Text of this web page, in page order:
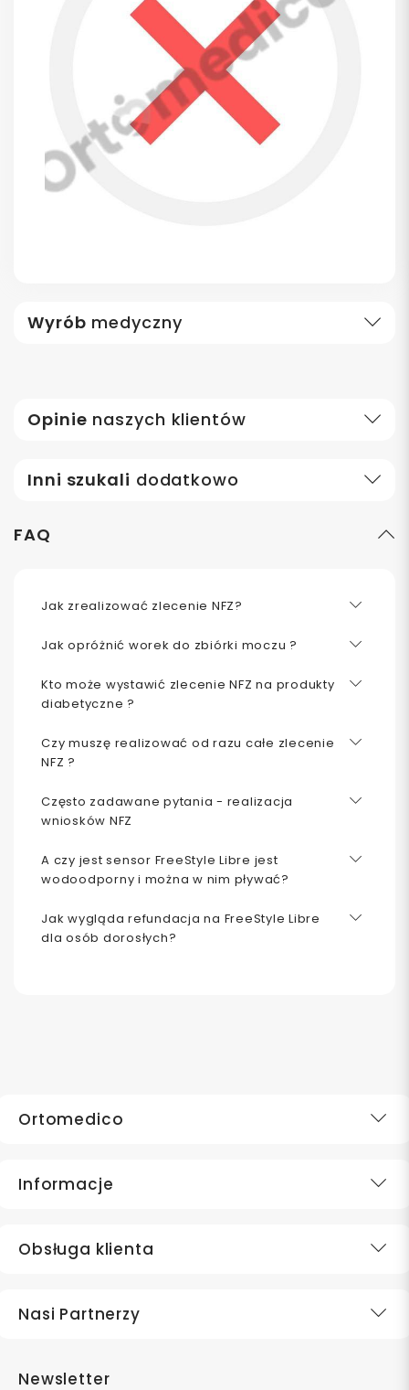
Wyrób medyczny
Opinie naszych klientów
Inni szukali dodatkowo
FAQ
Jak zrealizować zlecenie NFZ?
Jak opróżnić worek do zbiórki moczu ?
Kto może wystawić zlecenie NFZ na produkty
diabetyczne ?
Czy muszę realizować od razu całe zlecenie
NFZ ?
Często zadawane pytania - realizacja
wniosków NFZ
A czy jest sensor FreeStyle Libre jest
wodoodporny i można w nim pływać?
Jak wygląda refundacja na FreeStyle Libre
dla osób dorosłych?
Ortomedico
Informacje
Obsługa klienta
Nasi Partnerzy
Newsletter